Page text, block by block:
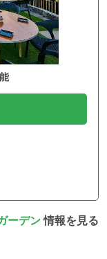
ーデン情報を見る